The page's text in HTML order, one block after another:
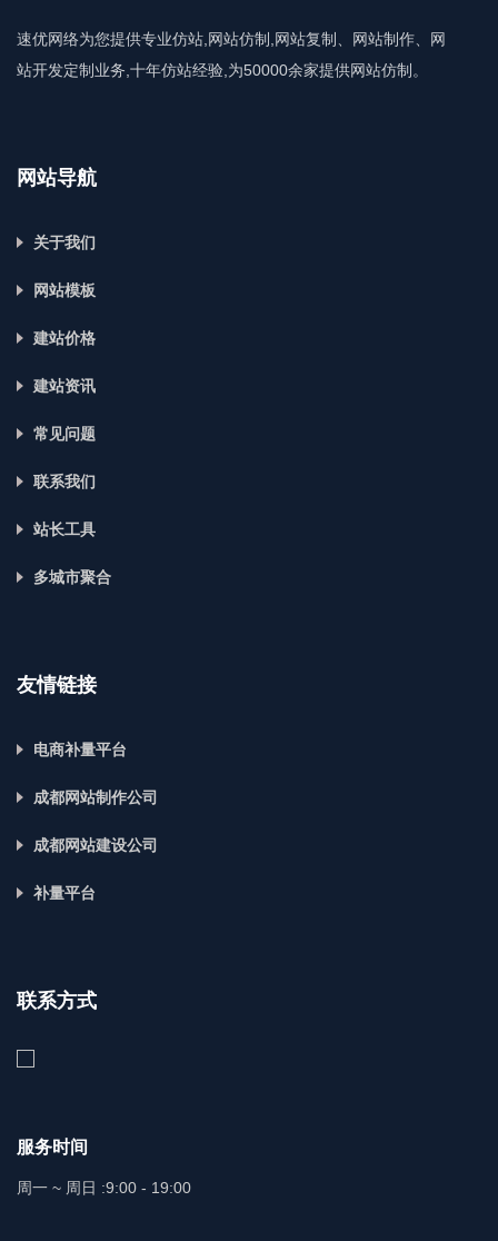
速优网络为您提供专业仿站,网站仿制,网站复制、网站制作、网
站开发定制业务,十年仿站经验,为50000余家提供网站仿制。
网站导航
关于我们
网站模板
建站价格
建站资讯
常见问题
联系我们
站长工具
多城市聚合
友情链接
电商补量平台
成都网站制作公司
成都网站建设公司
补量平台
联系方式
服务时间
周一 ~ 周日 :9:00 - 19:00